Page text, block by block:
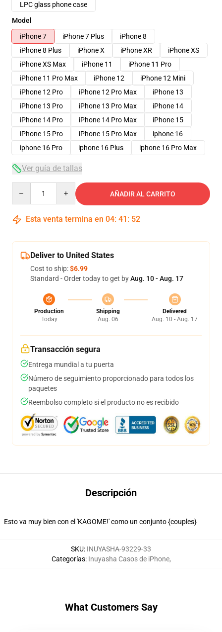
LPC glass phone case
Model
iPhone 7
iPhone 7 Plus
iPhone 8
iPhone 8 Plus
iPhone X iPhone XR
iPhone XS
iPhone XS Max
iPhone 11
iPhone 11 Pro
iPhone 11 Pro Max
iPhone 12
iPhone 12 Mini
iPhone 12 Pro
iPhone 12 Pro Max
iPhone 13
iPhone 13 Pro
iPhone 13 Pro Max
iPhone 14
iPhone 14 Pro
iPhone 14 Pro Max
iPhone 15
iPhone 15 Pro
iPhone 15 Pro Max
iphone 16
iphone 16 Pro
iphone 16 Plus iphone 16 Pro Max
Ver guía de tallas
AÑADIR AL CARRITO
Esta venta termina en 04: 41 : 52
Deliver to United States
Cost to ship:$6.99
Standard - Order today to get byAug. 10 - Aug. 17
Production
Today
Shipping
Aug. 06
Delivered
Aug. 10 - Aug. 17
Transacción segura
Entrega mundial a tu puerta
Número de seguimiento proporcionado para todos los
paquetes
Reembolso completo si el producto no es recibido
Descripción
Esto va muy bien con el 'KAGOME!' como un conjunto {couples}
SKU: INUYASHA-93229-33
Categorías: Inuyasha Casos de iPhone,
What Customers Say